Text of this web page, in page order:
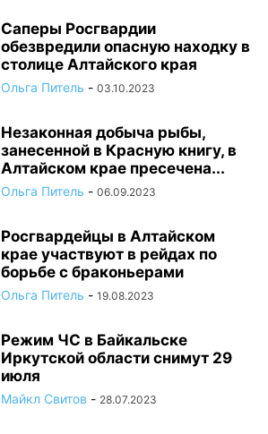
Саперы Росгвардии
обезвредили опасную находку в
столице Алтайского края
Ольга Питель - 03.10.2023
Незаконная добыча рыбы,
занесенной в Красную книгу, в
Алтайском крае пресечена...
Ольга Питель - 06.09.2023
Росгвардейцы в Алтайском
крае участвуют в рейдах по
борьбе с браконьерами
Ольга Питель - 19.08.2023
Режим ЧС в Байкальске
Иркутской области снимут 29
июля
Майкл Свитов - 28.07.2023